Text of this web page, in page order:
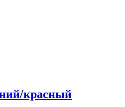
красный